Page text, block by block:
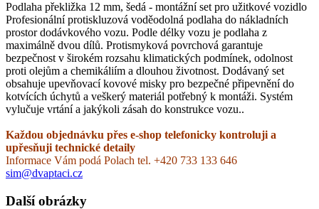
Podlaha překližka 12 mm, šedá - montážní set pro užitkové vozidlo
Profesionální protiskluzová voděodolná podlaha do nákladních
prostor dodávkového vozu. Podle délky vozu je podlaha z
maximálně dvou dílů. Protismyková povrchová garantuje
bezpečnost v širokém rozsahu klimatických podmínek, odolnost
proti olejům a chemikáliím a dlouhou životnost. Dodávaný set
obsahuje upevňovací kovové misky pro bezpečné připevnění do
kotvících úchytů a veškerý materiál potřebný k montáži. Systém
vylučuje vrtání a jakýkoli zásah do konstrukce vozu..
Každou objednávku přes e-shop telefonicky kontroluji a
upřesňuji technické detaily
Informace Vám podá Polach tel. +420 733 133 646
sim@dvaptaci.cz
Další obrázky